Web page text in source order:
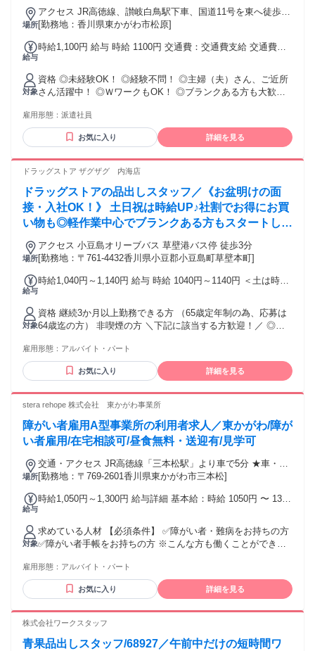
場所
アクセス JR高徳線、讃岐白鳥駅下車、国道11号を東へ徒歩約
10分
[勤務地：香川県東かがわ市松原]
給与
時給1,100円 給与 時給 1100円 交通費：交通費支給 交通費規
対象
資格 ◎未経験OK！ ◎経験不問！ ◎主婦（夫）さん、ご近所
さん活躍中！ ◎ＷワークもOK！ ◎ブランクある方も大歓
仕事となります。 _/_/_/_/_/_/_/_/_/_/_/_/_/ 未経験スタートも
大歓迎 _/_/_/_/_/_/_/_/_/_/_/_/_/ 丁寧な研修を行いますので、
・異業種からの方 ・ブランクのある方 も大歓迎！ 新しい道
雇用形態： 派遣社員
お気に入り 詳細を見る
ドラッグストア ザグザグ 内海店
ドラッグストアの品出しスタッフ／《お盆明けの面
接・入社OK！》 土日祝は時給UP♪社割でお得にお買
い物も◎軽作業中心でブランクある方もスタートしや
すい！
場所
アクセス 小豆島オリーブバス 草壁港バス停 徒歩3分
[勤務地：〒761-4432香川県小豆郡小豆島町草壁本町]
給与
時給1,040円～1,140円 給与 時給 1040円～1140円 ＜土は時給
【 土 】時給1,090円 【日 祝】時給1,140円 交通費：交通費支
給
対象
資格 継続3か月以上勤務できる方 （65歳定年制の為、応募は
64歳迄の方） 非喫煙の方 ＼下記に該当する方歓迎！／ ◎接
ト・主夫パートさん ◎アルバイト未経験の方もOKです ◎お
仕事ブランクがある方もOKです
雇用形態： アルバイト・パート
お気に入り 詳細を見る
stera rehope 株式会社 東かがわ事業所
障がい者雇用A型事業所の利用者求人／東かがわ/障が
い者雇用/在宅相談可/昼食無料・送迎有/見学可
場所
交通・アクセス JR高徳線「三本松駅」より車で5分 ★車・バ
イク通勤OK
[勤務地：〒769-2601香川県東かがわ市三本松]
給与
時給1,050円～1,300円 給与詳細 基本給：時給 1050円 〜 1300
対象
求めている人材 【必須条件】 ✅障がい者・難病をお持ちの方
✅障がい者手帳をお持ちの方 ※こんな方も働くことができま
雇用形態： アルバイト・パート
お気に入り 詳細を見る
株式会社ワークスタッフ
青果品出しスタッフ/68927／午前中だけの短時間ワ